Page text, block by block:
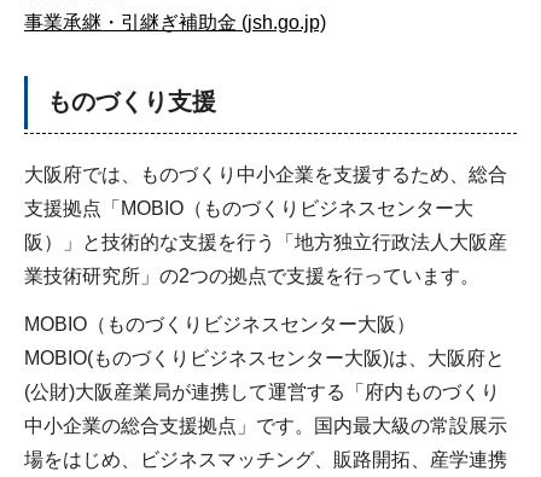
事業承継・引継ぎ補助金 (jsh.go.jp)
ものづくり支援
大阪府では、ものづくり中小企業を支援するため、総合
支援拠点「MOBIO（ものづくりビジネスセンター大
阪）」と技術的な支援を行う「地方独立行政法人大阪産
業技術研究所」の2つの拠点で支援を行っています。
MOBIO（ものづくりビジネスセンター大阪）
MOBIO(ものづくりビジネスセンター大阪)は、大阪府と
(公財)大阪産業局が連携して運営する「府内ものづくり
中小企業の総合支援拠点」です。国内最大級の常設展示
場をはじめ、ビジネスマッチング、販路開拓、産学連携